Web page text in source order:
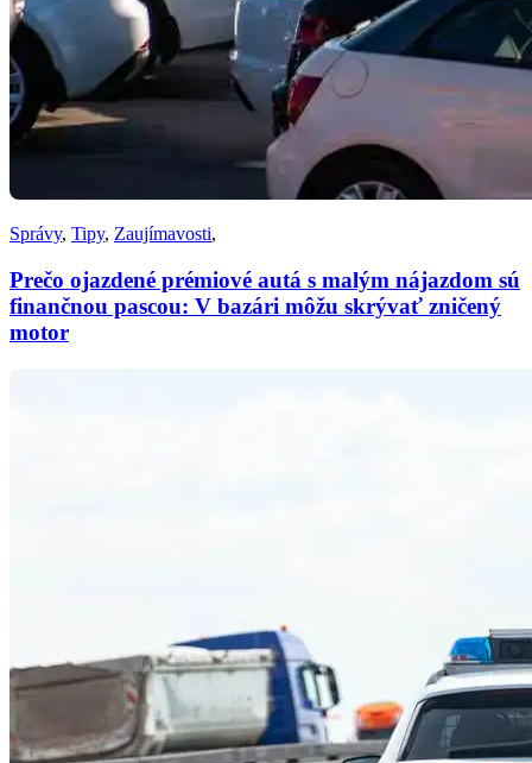
Správy, Tipy, Zaujímavosti,
Prečo ojazdené prémiové autá s malým nájazdom sú
finančnou pascou: V bazári môžu skrývať zničený
motor